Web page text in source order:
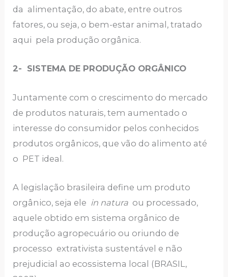
da alimentação, do abate, entre outros
fatores, ou seja, o bem-estar animal, tratado
aqui pela produção orgânica.
2- SISTEMA DE PRODUÇÃO ORGÂNICO
Juntamente com o crescimento do mercado
de produtos naturais, tem aumentado o
interesse do consumidor pelos conhecidos
produtos orgânicos, que vão do alimento até
o PET ideal.
A legislação brasileira define um produto
orgânico, seja ele in natura ou processado,
aquele obtido em sistema orgânico de
produção agropecuário ou oriundo de
processo extrativista sustentável e não
prejudicial ao ecossistema local (BRASIL,